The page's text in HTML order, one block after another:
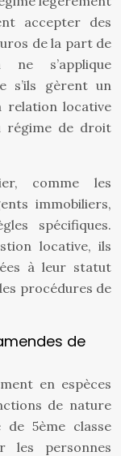
accepter des
de la part de
s’applique
s’ils gèrent un
locative
régime de droit
comme les
immobiliers,
spécifiques.
locative, ils
à leur statut
procédures de
de
en espèces
de nature
de 5ème classe
les personnes